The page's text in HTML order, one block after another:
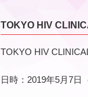
TOKYO HIV
TOKYO HIV
日時：2019年5月7日